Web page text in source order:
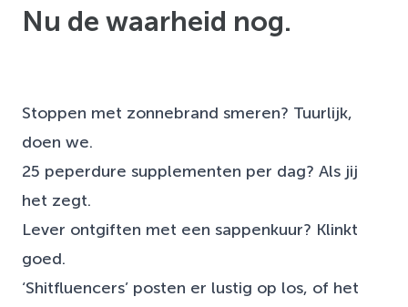
Nu de waarheid nog.
Stoppen met zonnebrand smeren? Tuurlijk,
doen we.
25 peperdure supplementen per dag? Als jij
het zegt.
Lever ontgiften met een sappenkuur? Klinkt
goed.
‘Shitfluencers’ posten er lustig op los, of het